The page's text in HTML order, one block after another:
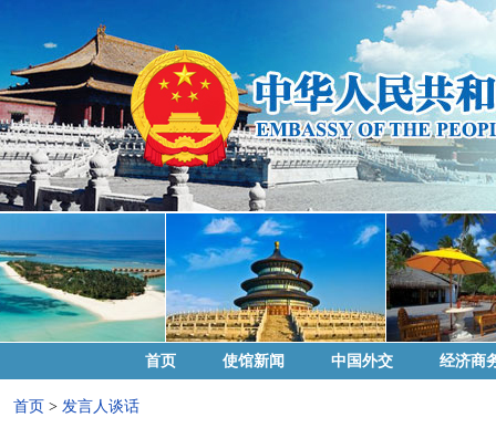
首页 使馆新闻 中国外交 经济商
首页 > 发言人谈话